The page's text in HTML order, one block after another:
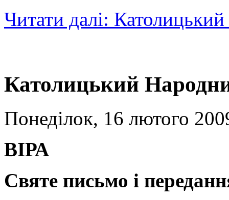
Читати далі:
Католицький
Понеділок, 16 лютого
ВІРА
Святе письмо і